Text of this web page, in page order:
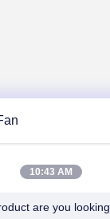
10:43 AM
are you looking